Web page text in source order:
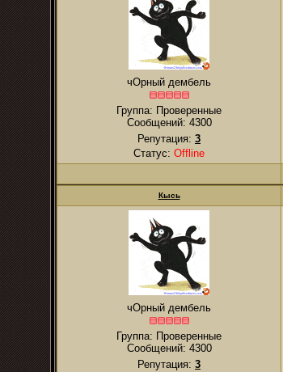
чОрный дембель
Группа: Проверенные
Сообщений: 4300
Репутация: 3
Статус: Offline
Кысь
чОрный дембель
Группа: Проверенные
Сообщений: 4300
Репутация: 3